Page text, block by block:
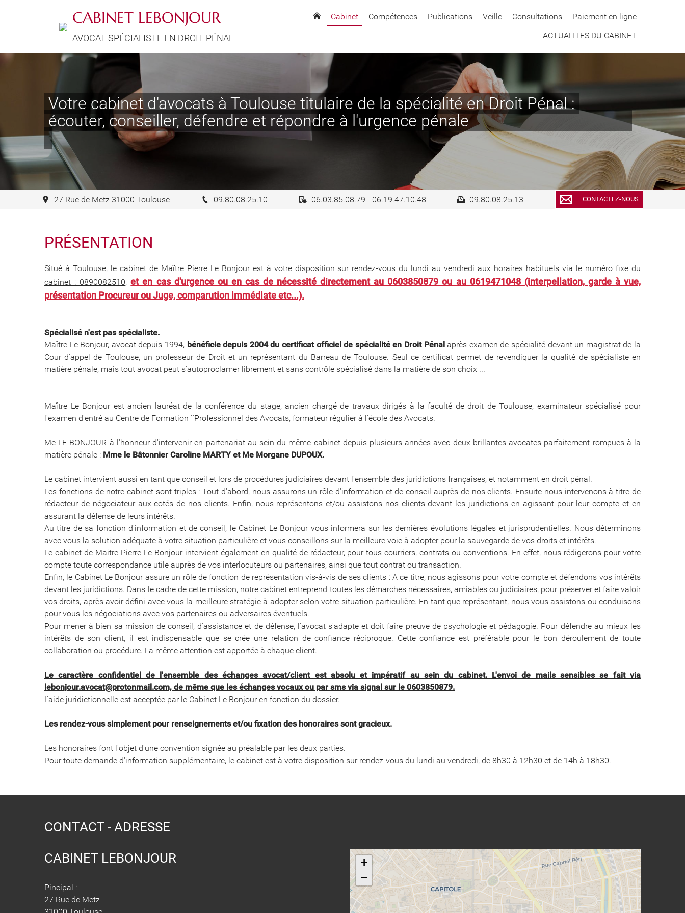
CABINET LEBONJOUR
AVOCAT SPÉCIALISTE EN DROIT PÉNAL
Cabinet Compétences Publications Veille Consultations
Paiement en ligne
ACTUALITES DU CABINET
Votre cabinet d'avocats à Toulouse titulaire de la spécialité en Droit Pénal :
écouter, conseiller, défendre et répondre à l'urgence pénale
27 Rue de Metz 31000 Toulouse 09.80.08.25.10 06.03.85.08.79 - 06.19.47.10.48 09.80.08.25.13 CONTACTEZ-NOUS
PRÉSENTATION
Situé à Toulouse, le cabinet de Maître Pierre Le Bonjour est à votre disposition sur rendez-vous du lundi au vendredi aux horaires habituelsvia le numéro fixe du
cabinet : 0890082510, et en cas d'urgence ou en cas de nécessité directement au 0603850879 ou au 0619471048 (interpellation, garde à vue,
présentation Procureur ou Juge, comparution immédiate etc...).
Spécialisé n'est pas spécialiste.
Maître Le Bonjour, avocat depuis 1994, bénéficie depuis 2004 du certificat officiel de spécialité en Droit Pénalaprès examen de spécialité devant un magistrat de la
Cour d'appel de Toulouse, un professeur de Droit et un représentant du Barreau de Toulouse. Seul ce certificat permet de revendiquer la qualité de spécialiste en
matière pénale, mais tout avocat peut s'autoproclamer librement et sans contrôle spécialisé dans la matière de son choix ...
Maître Le Bonjour est ancien lauréat de la conférence du stage, ancien chargé de travaux dirigés à la faculté de droit de Toulouse, examinateur spécialisé pour
l'examen d'entré au Centre de Formation ¨Professionnel des Avocats, formateur régulier à l'école des Avocats.
Me LE BONJOUR à l'honneur d'intervenir en partenariat au sein du même cabinet depuis plusieurs années avec deux brillantes avocates parfaitement rompues à la
matière pénale : Mme le Bâtonnier Caroline MARTY et Me Morgane DUPOUX.
Le cabinet intervient aussi en tant que conseil et lors de procédures judiciaires devant l'ensemble des juridictions françaises, et notamment en droit pénal.
Les fonctions de notre cabinet sont triples : Tout d'abord, nous assurons un rôle d'information et de conseil auprès de nos clients. Ensuite nous intervenons à titre de
rédacteur de négociateur aux cotés de nos clients. Enfin, nous représentons et/ou assistons nos clients devant les juridictions en agissant pour leur compte et en
assurant la défense de leurs intérêts.
Au titre de sa fonction d'information et de conseil, le Cabinet Le Bonjour vous informera sur les dernières évolutions légales et jurisprudentielles. Nous déterminons
avec vous la solution adéquate à votre situation particulière et vous conseillons sur la meilleure voie à adopter pour la sauvegarde de vos droits et intérêts.
Le cabinet de Maitre Pierre Le Bonjour intervient également en qualité de rédacteur, pour tous courriers, contrats ou conventions. En effet, nous rédigerons pour votre
compte toute correspondance utile auprès de vos interlocuteurs ou partenaires, ainsi que tout contrat ou transaction.
Enfin, le Cabinet Le Bonjour assure un rôle de fonction de représentation vis-à-vis de ses clients : A ce titre, nous agissons pour votre compte et défendons vos intérêts
devant les juridictions. Dans le cadre de cette mission, notre cabinet entreprend toutes les démarches nécessaires, amiables ou judiciaires, pour préserver et faire valoir
vos droits, après avoir défini avec vous la meilleure stratégie à adopter selon votre situation particulière. En tant que représentant, nous vous assistons ou conduisons
pour vous les négociations avec vos partenaires ou adversaires éventuels.
Pour mener à bien sa mission de conseil, d'assistance et de défense, l'avocat s'adapte et doit faire preuve de psychologie et pédagogie. Pour défendre au mieux les
intérêts de son client, il est indispensable que se crée une relation de confiance réciproque. Cette confiance est préférable pour le bon déroulement de toute
collaboration ou procédure. La même attention est apportée à chaque client.
Le caractère confidentiel de l'ensemble des échanges avocat/client est absolu et impératif au sein du cabinet. L'envoi de mails sensibles se fait via
lebonjour.avocat@protonmail.com, de même que les échanges vocaux ou par sms via signal sur le 0603850879.
L'aide juridictionnelle est acceptée par le Cabinet Le Bonjour en fonction du dossier.
Les rendez-vous simplement pour renseignements et/ou fixation des honoraires sont gracieux.
​​​​​​​Les honoraires font l'objet d'une convention signée au préalable par les deux parties.
Pour toute demande d'information supplémentaire, le cabinet est à votre disposition sur rendez-vous du lundi au vendredi, de 8h30 à 12h30 et de 14h à 18h30.
CONTACT - ADRESSE
CABINET LEBONJOUR
Pincipal :
27 Rue de Metz
+
−